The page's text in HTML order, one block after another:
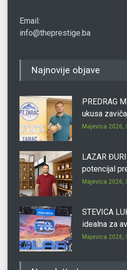
Email:
info@theprestige.ba
Najnovije objave
PREDRAG
ukusa
Majevica 2026,
LAZAR
potencijal
Majevica 2026,
STEVICA
idealna za
Majevica 2026,